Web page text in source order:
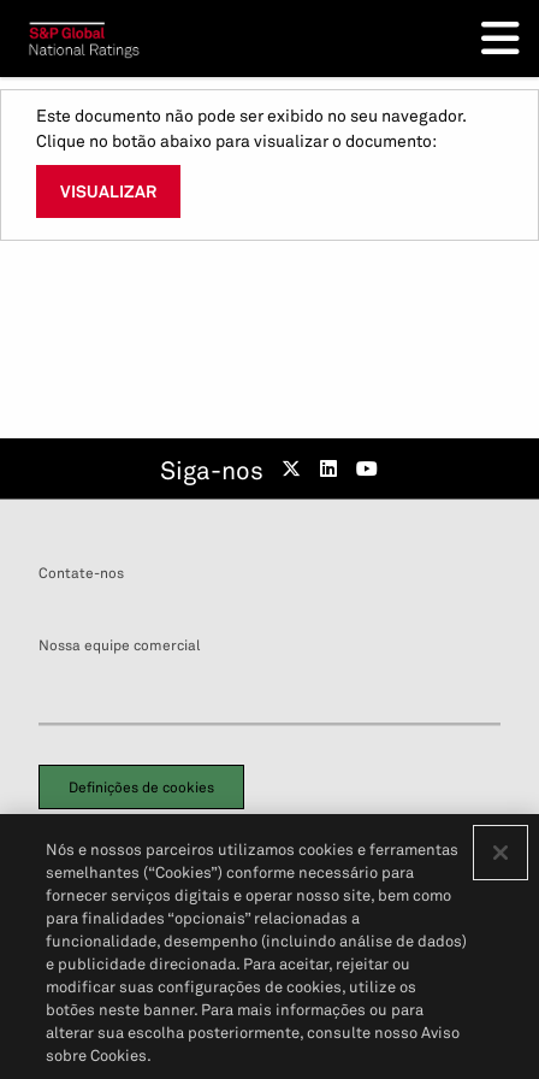
Este documento não pode ser exibido no seu navegador.
Clique no botão abaixo para visualizar o documento:
VISUALIZAR
Siga-nos
Contate-nos
Nossa equipe comercial
Definições de cookies
Política de PrivacidadePortal de privacidade do cliente (em inglês)
Não Venda Minhas Informações Pessoais© 2026 S&P Global
Nós e nossos parceiros utilizamos cookies e ferramentas
semelhantes (“Cookies”) conforme necessário para
fornecer serviços digitais e operar nosso site, bem como
para finalidades “opcionais” relacionadas a
funcionalidade, desempenho (incluindo análise de dados)
e publicidade direcionada. Para aceitar, rejeitar ou
modificar suas configurações de cookies, utilize os
botões neste banner. Para mais informações ou para
alterar sua escolha posteriormente, consulte nosso Aviso
sobre Cookies.